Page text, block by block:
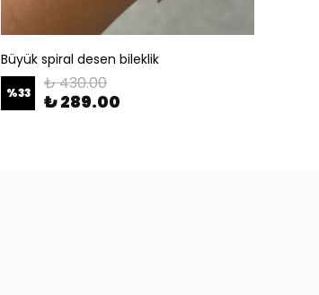
Büyük spiral desen bileklik
%33 ₺ 430.00
₺ 289.00